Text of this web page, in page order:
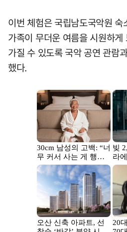
이번 체험은 국립남도국악원 숙
가족이 무더운 여름을 시원하
가질 수 있도록 국악 공연 관람
했다.